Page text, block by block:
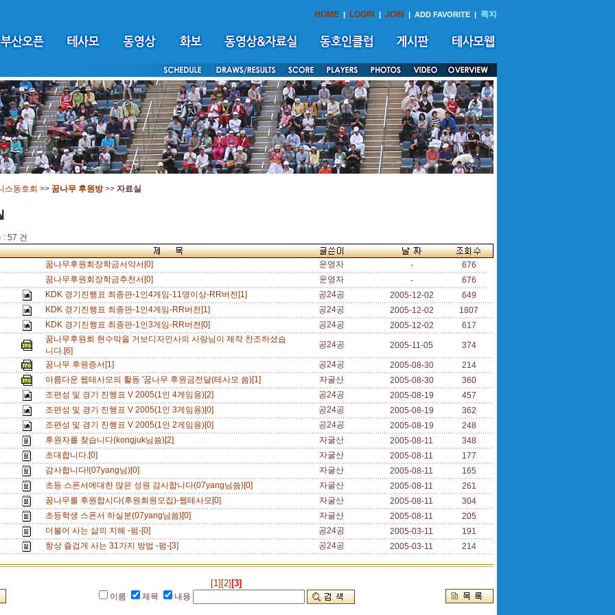
HOME | LOGIN | JOIN | ADD FAVORITE | 쪽지
스동호회 >> 꿈나무 후원방>> 자료실
: 57 건
꿈나무후원회장학금서약서[0] 운영자 -
676
꿈나무후원회장학금추천서[0] 운영자 -
676
KDK 경기진행표 최종판-1인4게임-11명이상-RR버전[1] 공24공 2005-12-02
649
KDK 경기진행표 최종판-1인4게임-RR버전[1] 공24공 2005-12-02
1807
KDK 경기진행표 최종판-1인3게임-RR버전[0] 공24공 2005-12-02 617
꿈나무후원회 현수막을 거보디자인사의 사랑님이 제작 찬조하셨습
니다.[6]
공24공 2005-11-05 374
꿈나무 후원증서[1] 공24공 2005-08-30
214
아름다운 웹테사모의 활동 '꿈나무 후원금전달(테사모 씀)[1] 자굴산 2005-08-30
360
조편성 및 경기 진행표 V 2005(1인 4게임용)[2] 공24공 2005-08-19
457
조편성 및 경기 진행표 V 2005(1인 3게임용)[0] 공24공 2005-08-19
362
조편성 및 경기 진행표 V 2005(1인 2게임용)[0] 공24공 2005-08-19
248
후원자를 찾습니다(kongjuk님씀)[2] 자굴산 2005-08-11
348
초대합니다.[0] 자굴산 2005-08-11
177
감사합니다!(07yang님)[0] 자굴산 2005-08-11
165
초등 스폰서에대한 많은 성원 감사합니다(07yang님씀)[0] 자굴산 2005-08-11
261
꿈나무를 후원합시다(후원회원모집)-웹테사모[0] 자굴산 2005-08-11
304
초등학생 스폰서 하실분(07yang님씀)[0] 자굴산 2005-08-11
205
더불어 사는 삶의 지혜 -펌-[0] 공24공 2005-03-11
191
항상 즐겁게 사는 31가지 방법 -펌-[3] 공24공 2005-03-11 214
[1] [2] [3]
이름 제목 내용